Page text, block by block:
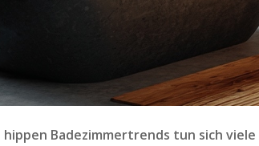
Badezimmertrends tun sich